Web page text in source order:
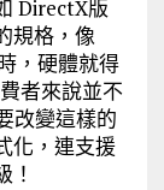
DirectX版
規格，像
，硬體就得
者來說並不
改變這樣的
化，連支援
！